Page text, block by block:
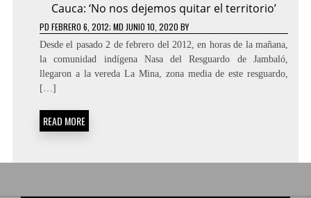
Cauca: ‘No nos dejemos quitar el territorio’
PD FEBRERO 6, 2012; MD JUNIO 10, 2020 BY
Desde el pasado 2 de febrero del 2012, en horas de la mañana,
la comunidad indígena Nasa del Resguardo de Jambaló,
llegaron a la vereda La Mina, zona media de este resguardo,
[…]
READ MORE